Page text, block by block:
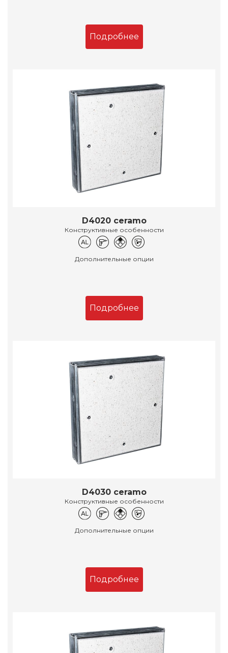
Подробнее
D4020 ceramo
Конструктивные особенности
Дополнительные опции
Подробнее
D4030 ceramo
Конструктивные особенности
Дополнительные опции
Подробнее